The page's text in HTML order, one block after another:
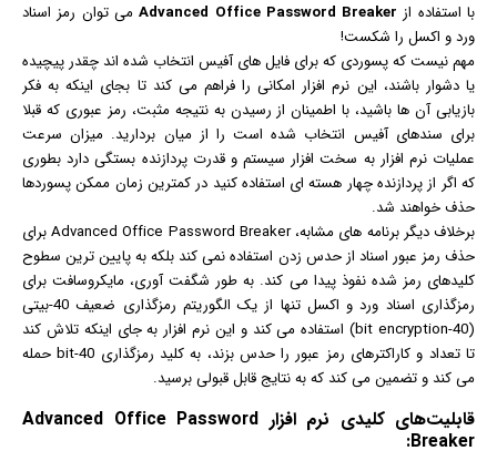
با استفاده از Advanced Office Password Breakerمی توان رمز اسناد
ورد و اکسل را شکست!
مهم نیست که پسوردی که برای فایل های آفیس انتخاب شده اند چقدر پیچیده
یا دشوار باشند، این نرم افزار امکانی را فراهم می کند تا بجای اینکه به فکر
بازیابی آن ها باشید، با اطمینان از رسیدن به نتیجه مثبت، رمز عبوری که قبلا
برای سندهای آفیس انتخاب شده است را از میان بردارید. میزان سرعت
عملیات نرم افزار به سخت افزار سیستم و قدرت پردازنده بستگی دارد بطوری
که اگر از پردازنده چهار هسته ای استفاده کنید در کمترین زمان ممکن پسوردها
حذف خواهند شد.
برخلاف دیگر برنامه های مشابه، Advanced Office Password Breaker برای
حذف رمز عبور اسناد از حدس زدن استفاده نمی کند بلکه به پایین ترین سطوح
کلیدهای رمز شده نفوذ پیدا می کند. به طور شگفت آوری، مایکروسافت برای
رمزگذاری اسناد ورد و اکسل تنها از یک الگوریتم رمزگذاری ضعیف 40-بیتی
(40-bit encryption) استفاده می کند و این نرم افزار به جای اینکه تلاش کند
تا تعداد و کاراکترهای رمز عبور را حدس بزند، به کلید رمزگذاری 40-bit حمله
می کند و تضمین می کند که به نتایج قابل قبولی برسید.
قابلیت‌های کلیدی نرم افزار Advanced Office Password
Breaker: